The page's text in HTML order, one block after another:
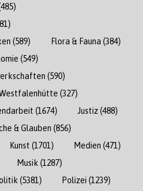
(589) Flora & Fauna (384)
(549)
(590)
(327)
(1674) Justiz(488)
& Glauben (856)
Kunst (1701) Medien (471)
Musik (1287)
(5381) Polizei (1239)